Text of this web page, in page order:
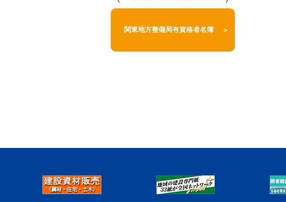
関東地方整備局有資格者名簿